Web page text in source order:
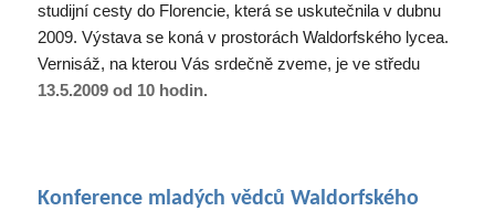
studijní cesty do Florencie, která se uskutečnila v dubnu
2009. Výstava se koná v prostorách Waldorfského lycea.
Vernisáž, na kterou Vás srdečně zveme, je ve středu
13.5.2009 od 10 hodin.
Konference mladých vědců Waldorfského